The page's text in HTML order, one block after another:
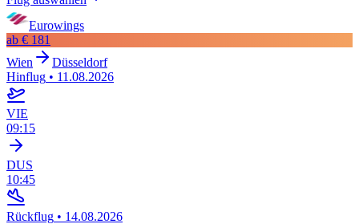
Eurowings
ab € 181
Wien
Düsseldorf
Hinflug • 11.08.2026
VIE
09:15
DUS
10:45
Rückflug • 14.08.2026